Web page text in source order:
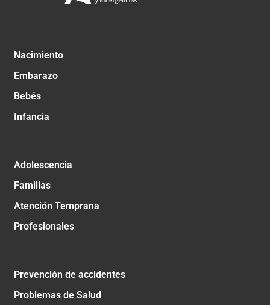
Nacimiento
Embarazo
Bebés
Infancia
Adolescencia
Familias
Atención Temprana
Profesionales
Prevención de accidentes
Problemas de Salud